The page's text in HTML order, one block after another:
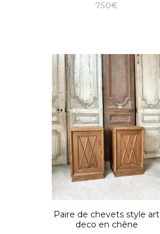
750€
Paire de chevets style art
deco en chêne